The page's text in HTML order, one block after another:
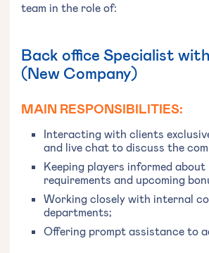
team in the role of:
Back office Specialist
(New Company)
MAIN RESPONSIBILITIES:
Interacting with clients
and live chat to discuss the
Keeping players informed about
requirements and upcoming
Working closely with internal
departments;
Offering prompt assistance to